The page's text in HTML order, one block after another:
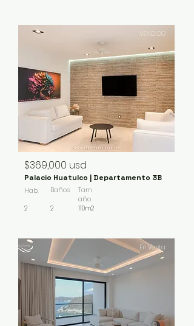
VENDIDO
$369,000 usd
Palacio Huatulco | Departamento 3B
Hab.
2
Baños
2
Tam
año
110m2
En Venta